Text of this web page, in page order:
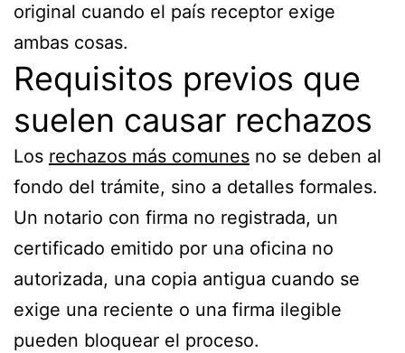
original cuando el país receptor exige
ambas cosas.
Requisitos previos que
suelen causar rechazos
Los rechazos más comunes no se deben al
fondo del trámite, sino a detalles formales.
Un notario con firma no registrada, un
certificado emitido por una oficina no
autorizada, una copia antigua cuando se
exige una reciente o una firma ilegible
pueden bloquear el proceso.